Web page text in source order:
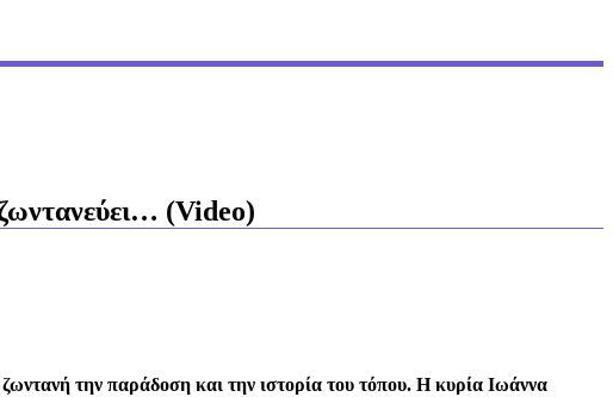
(Video)
την παράδοση και την ιστορία του τόπου. Η κυρία Ιωάννα